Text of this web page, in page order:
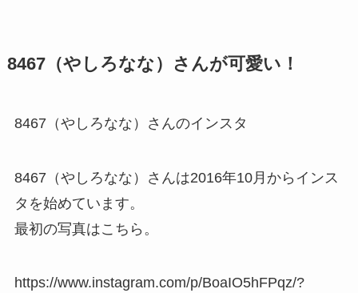
8467（やしろなな）さんが可愛い！
8467（やしろなな）さんのインスタ
8467（やしろなな）さんは2016年10月からインス
タを始めています。
最初の写真はこちら。
https://www.instagram.com/p/BoaIO5hFPqz/?